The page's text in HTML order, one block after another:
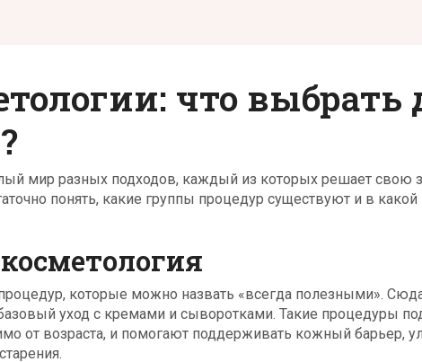
что выбрать
мир разных подходов, каждый из которых решает свою
понять, какие группы процедур существуют и в
которые можно назвать «всегда полезными».
уход с кремами и сыворотками. Такие процедуры
от возраста, и помогают поддерживать кожный барьер,